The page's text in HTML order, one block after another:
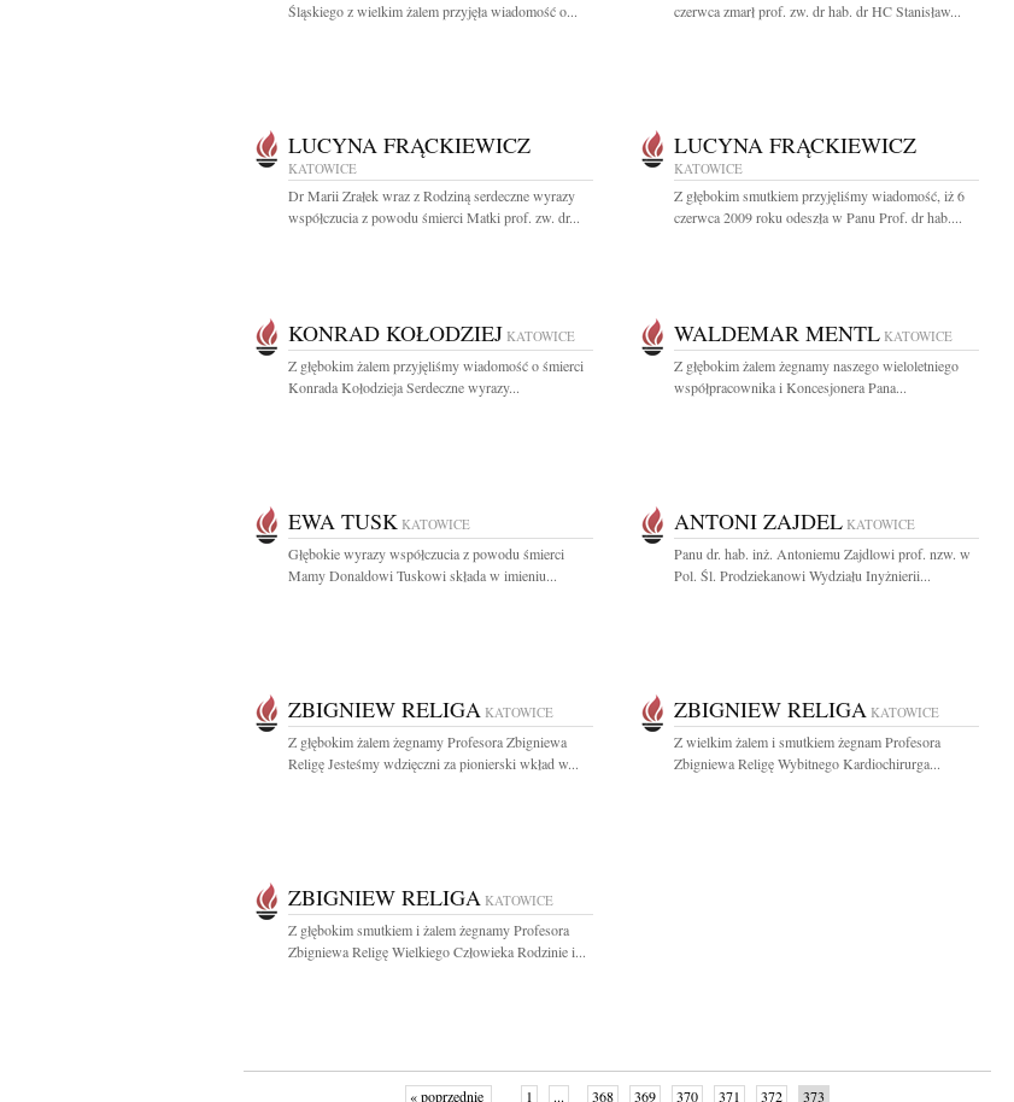
Śląskiego z wielkim żalem przyjęła wiadomość o...
czerwca zmarł prof. zw. dr hab. dr HC Stanisław...
LUCYNA FRĄCKIEWICZ
KATOWICE
Dr Marii Zrałek wraz z Rodziną serdeczne wyrazy
współczucia z powodu śmierci Matki prof. zw. dr...
LUCYNA FRĄCKIEWICZ
KATOWICE
Z głębokim smutkiem przyjęliśmy wiadomość, iż 6
czerwca 2009 roku odeszła w Panu Prof. dr hab....
KONRAD KOŁODZIEJ KATOWICE
Z głębokim żalem przyjęliśmy wiadomość o śmierci
Konrada Kołodzieja Serdeczne wyrazy...
WALDEMAR MENTL KATOWICE
Z głębokim żalem żegnamy naszego wieloletniego
współpracownika i Koncesjonera Pana...
EWA TUSK KATOWICE
Głębokie wyrazy współczucia z powodu śmierci
Mamy Donaldowi Tuskowi składa w imieniu...
ANTONI ZAJDEL KATOWICE
Panu dr. hab. inż. Antoniemu Zajdlowi prof. nzw. w
Pol. Śl. Prodziekanowi Wydziału Inyżnierii...
ZBIGNIEW RELIGA KATOWICE
Z głębokim żalem żegnamy Profesora Zbigniewa
Religę Jesteśmy wdzięczni za pionierski wkład w...
ZBIGNIEW RELIGA KATOWICE
Z wielkim żalem i smutkiem żegnam Profesora
Zbigniewa Religę Wybitnego Kardiochirurga...
ZBIGNIEW RELIGA KATOWICE
Z głębokim smutkiem i żalem żegnamy Profesora
Zbigniewa Religę Wielkiego Człowieka Rodzinie i...
« poprzednie 1 ... 368 369 370 371 372 373